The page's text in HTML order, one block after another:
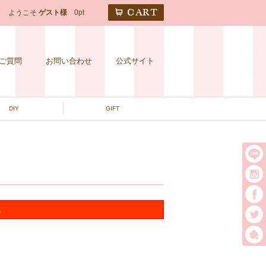
ようこそ ゲスト様 0pt
質問 お問い合わせ 公式サイト
DIY GIFT